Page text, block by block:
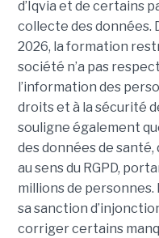
d’Iqvia et de certains
collecte des données.
2026, la formation
société n’a pas
l’information des
droits et à la sécurité
souligne également
des données de
au sens du RGPD,
millions de personnes.
sa sanction
corriger certains